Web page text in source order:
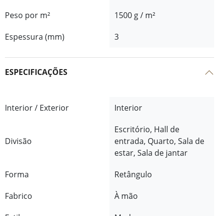
Peso por m²
1500 g / m²
Espessura (mm)
3
ESPECIFICAÇÕES
Interior / Exterior Interior
Divisão
Escritório, Hall de
entrada, Quarto, Sala de
estar, Sala de jantar
Forma
Retângulo
Fabrico
À mão